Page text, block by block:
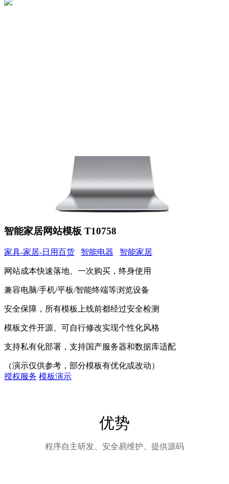
智能家居网站模板 T10758
家具-家居-日用百货 智能电器 智能家居
网站成本快速落地、一次购买，终身使用
兼容电脑/手机/平板/智能终端等浏览设备
安全保障，所有模板上线前都经过安全检测
模板文件开源、可自行修改实现个性化风格
支持私有化部署，支持国产服务器和数据库适配
（演示仅供参考，部分模板有优化或改动）
授权服务 模板演示
优势
程序自主研发、安全易维护、提供源码